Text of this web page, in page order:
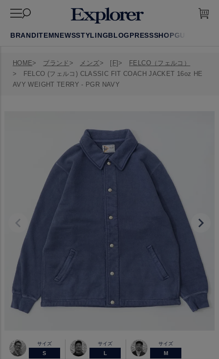
BRANDITEMNEWSSTYLINGBLOGPRESSSHOPGUIDE
HOME ブランド メンズ [F]
FELCO（フェルコ）
FELCO (フェルコ) CLASSIC FIT COACH JACKET 16oz HE
AVY WEIGHT TERRY - PGR NAVY
サイズ
S
サイズ
L
サイズ
M